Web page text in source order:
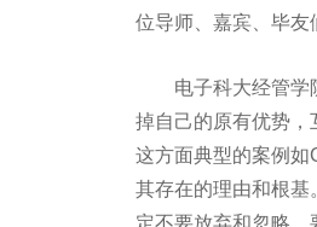
位导师、嘉宾、毕友
电子科大经管学院
掉自己的原有优势，
这方面典型的案例如
其存在的理由和根基
定不要放弃和忽略